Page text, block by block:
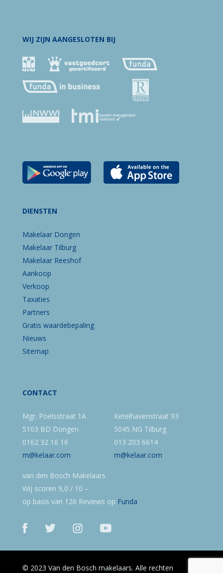
WIJ ZIJN AANGESLOTEN BIJ
DIENSTEN
Makelaar Dongen
Makelaar Tilburg
Makelaar Reeshof
Aankoop
Verkoop
Taxaties
Partners
Gratis waardebepaling
Nieuws
Sitemap
CONTACT
Mgr. Poelsstraat 1A
5103 BD Dongen
0162 32 16 16
m@kelaar.com
Ketelhavenstraat 93
5045 NG Tilburg
013 203 6614
m@kelaar.com
van den Bosch Makelaars
Wij scoren 9,0 / 10 –
op basis van 126 Reviews op Funda
© 2023 Van den Bosch makelaars. Alle rechten